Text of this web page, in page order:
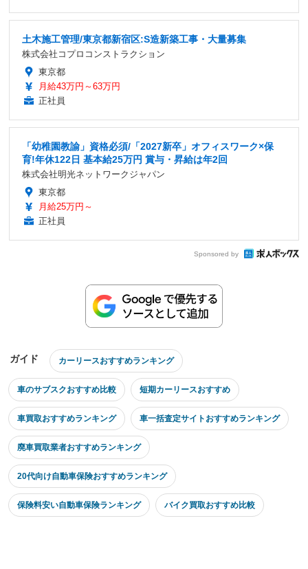
土木施工管理/東京都新宿区:S造新築工事・大量募集
株式会社コプロコンストラクション
東京都
月給43万円～63万円
正社員
「幼稚園教諭」資格必須/「2027新卒」オフィスワーク×保
育!年休122日 基本給25万円 賞与・昇給は年2回
株式会社明光ネットワークジャパン
東京都
月給25万円～
正社員
Sponsored by
ガイド カーリースおすすめランキング
車のサブスクおすすめ比較 短期カーリースおすすめ
車買取おすすめランキング 車一括査定サイトおすすめランキング
廃車買取業者おすすめランキング
20代向け自動車保険おすすめランキング
保険料安い自動車保険ランキング バイク買取おすすめ比較